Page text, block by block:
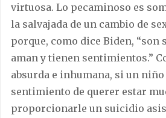
virtuosa. Lo pecaminoso es
la salvajada de un cambio de
porque, como dice Biden, “son
aman y tienen sentimientos.”
absurda e inhumana, si un
sentimiento de querer estar
proporcionarle un suicidio